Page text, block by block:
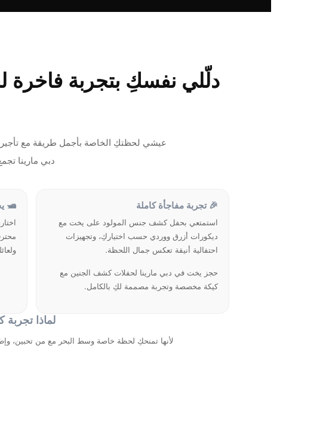
دلّلي نفسكِ بتجربة
عيشي لحظتكِ الخاصة بأجمل طريقة مع
دبي مارينا
🎉 تجربة مفاجأة كاملة
استمتعي بحفل كشف جنس المولود على يخت مع
ديكورات أزرق ووردي حسب اختياركِ، وتجهيزات
احتفالية أنيقة تعكس جمال اللحظة.
حجز يخت في دبي مارينا لحفلات كشف الجنين مع
كيكة مخصصة وتجربة مصممة لكِ بالكامل.
🛥
لماذا
لأنها تمنحكِ لحظة خاصة وسط البحر مع من تحبين،